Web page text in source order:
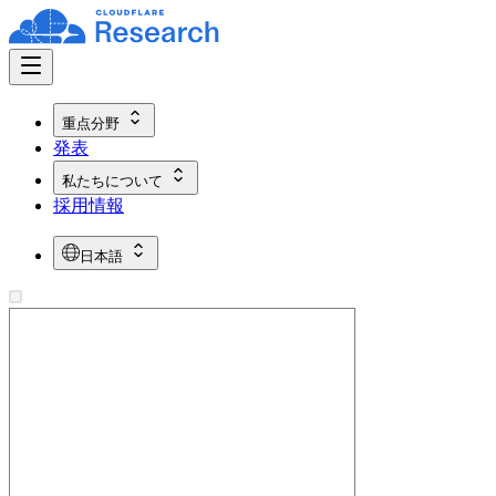
重点分野
発表
私たちについて
採用情報
日本語